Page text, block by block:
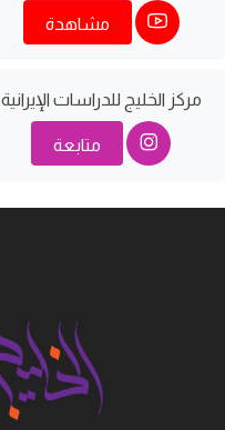
مشاهدة
مركز الخليج للدراسات اﻹيرانية
متابعة